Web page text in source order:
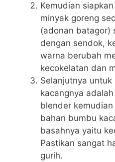
Kemudian
minyak goreng
(adonan batagor)
dengan sendok,
warna berubah
kecokelatan dan
Selanjutnya
kacangnya
blender
bahan bumbu
basahnya yaitu
Pastikan sangat
gurih.